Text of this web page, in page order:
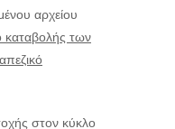
αρχείου
καταβολής των
στον κύκλο